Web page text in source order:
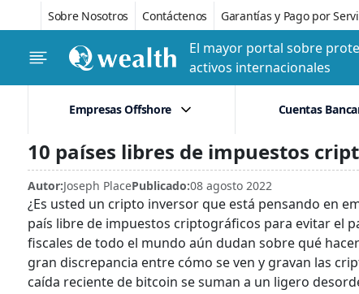
Sobre Nosotros Contáctenos Garantías y Pago por
El mayor portal sobre
activos internacionales
Empresas Offshore Cuentas
10 países libres de impuestos
Autor:Joseph PlacePublicado:08 agosto 2022
¿Es usted un cripto inversor que está pensando en
país libre de impuestos criptográficos para evitar el
fiscales de todo el mundo aún dudan sobre qué
gran discrepancia entre cómo se ven y gravan las
caída reciente de bitcoin se suman a un ligero